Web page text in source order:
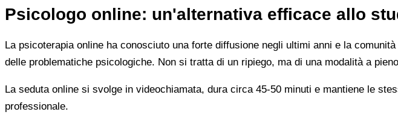
Psicologo online: un'alternativa efficace allo
La psicoterapia online ha conosciuto una forte diffusione negli ultimi anni e la
delle problematiche psicologiche. Non si tratta di un ripiego, ma di una modalità a
La seduta online si svolge in videochiamata, dura circa 45-50 minuti e mantiene le
professionale.